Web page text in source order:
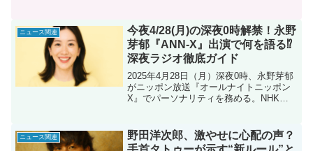
の裏側を3パートに分けて徹底解説する。
ニュース関連
今夜4/28(月)の深夜0時解禁！永野
芽郁『ANN-X』出演で何を語る⁉︎
深夜ラジオ徹底ガイド
2025年4月28日（月）深夜0時、永野芽郁
がニッポン放送『オールナイトニッポン
X』でパーソナリティを務める。NHK朝
ンとしての熱量、最近の週刊誌報道への
コメントまで、多彩なトークが期待され
ニュース関連
野田洋次郎、激やせに心配の声？